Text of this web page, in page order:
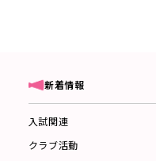
新着情報
入試関連
クラブ活動